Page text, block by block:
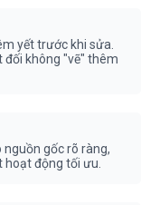
yết trước khi sửa.
đối không "vẽ" thêm
nguồn gốc rõ ràng,
hoạt động tối ưu.